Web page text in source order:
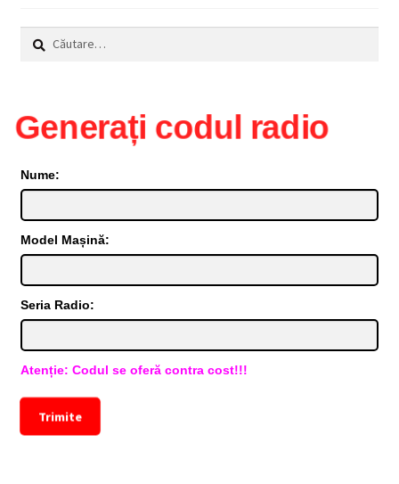
Caută
după:
Generați codul radio
Nume:
Model Mașină:
Seria Radio:
Atenție: Codul se oferă contra cost!!!
Trimite